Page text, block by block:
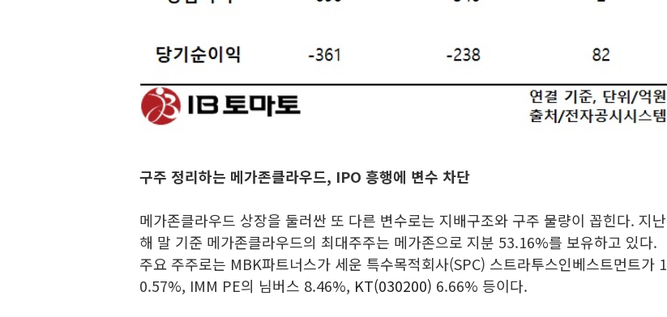
구주 정리하는 메가존클라우드, IPO 흥행에 변수 차단
메가존클라우드 상장을 둘러싼 또 다른 변수로는 지배구조와 구주 물량이 꼽힌다. 지난
해 말 기준 메가존클라우드의 최대주주는 메가존으로 지분 53.16%를 보유하고 있다.
주요 주주로는 MBK파트너스가 세운 특수목적회사(SPC) 스트라투스인베스트먼트가 1
0.57%, IMM PE의 님버스 8.46%, KT(030200) 6.66% 등이다.